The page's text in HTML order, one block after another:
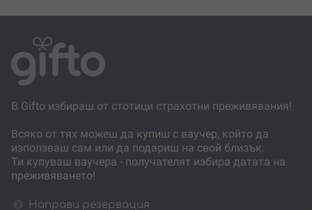
В Gifto избираш от стотици страхотни преживявания!
Всяко от тях можеш да купиш с ваучер, който да
използваш сам или да подариш на свой близък.
Ти купуваш ваучера - получателят избира датата на
преживяването!
Направи резервация